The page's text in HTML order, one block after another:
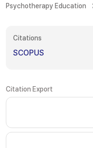
Psychotherapy Education
Citations
SCOPUS
Citation Export